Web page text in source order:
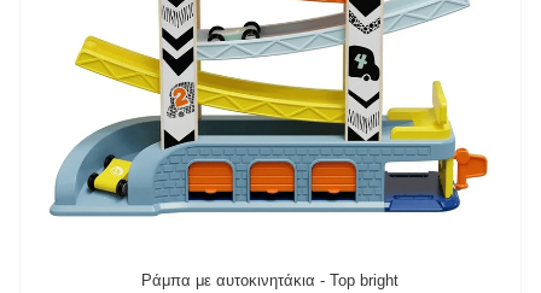
Ράμπα με αυτοκινητάκια - Top bright